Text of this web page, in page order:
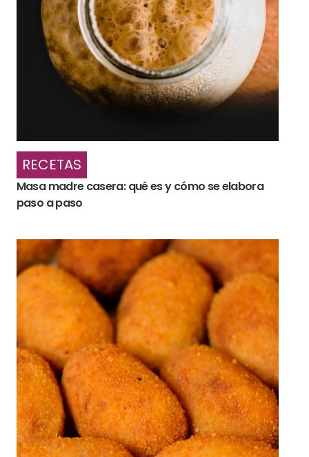
RECETAS
Masa madre casera: qué es y cómo se elabora
paso a paso